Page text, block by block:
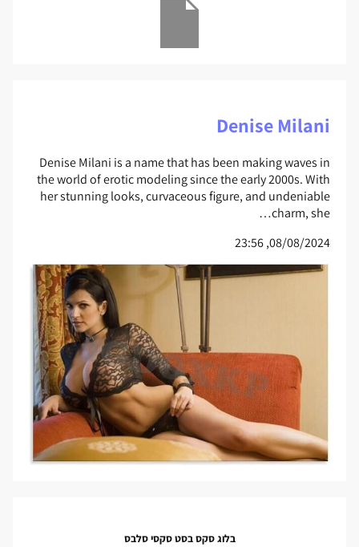
Denise Milani
Denise Milani is a name that has been making waves in
the world of erotic modeling since the early 2000s. With
her stunning looks, curvaceous figure, and undeniable
charm, she…
08/08/2024, 23:56
בלוג סקס בסט סקסי סלבס